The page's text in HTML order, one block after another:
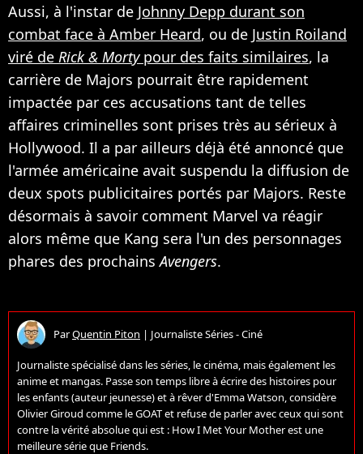
Aussi, à l'instar de Johnny Depp durant son
combat face à Amber Heard, ou de Justin Roiland
viré de Rick & Mortypour des faits similaires, la
carrière de Majors pourrait être rapidement
impactée par ces accusations tant de telles
affaires criminelles sont prises très au sérieux à
Hollywood. Il a par ailleurs déjà été annoncé que
l'armée américaine avait suspendu la diffusion de
deux spots publicitaires portés par Majors. Reste
désormais à savoir comment Marvel va réagir
alors même que Kang sera l'un des personnages
phares des prochainsAvengers.
ParQuentin Piton | Journaliste Séries - Ciné
Journaliste spécialisé dans les séries, le cinéma, mais également les
anime et mangas. Passe son temps libre à écrire des histoires pour
les enfants (auteur jeunesse) et à rêver d'Emma Watson, considère
Olivier Giroud comme le GOAT et refuse de parler avec ceux qui sont
contre la vérité absolue qui est : How I Met Your Mother est une
meilleure série que Friends.